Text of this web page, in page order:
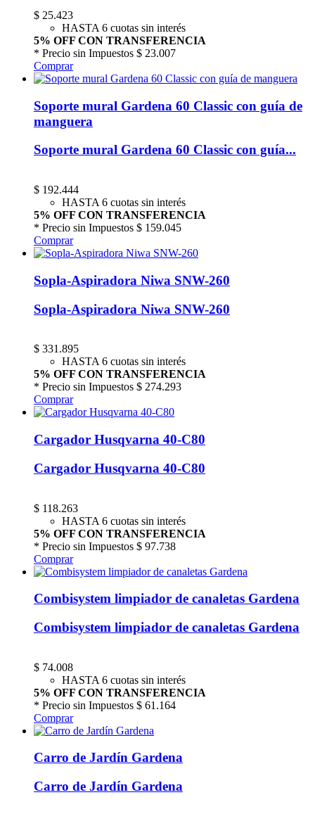
$ 25.423
HASTA 6 cuotas sin interés
5% OFF CON TRANSFERENCIA
* Precio sin Impuestos $ 23.007
Comprar
Soporte mural Gardena 60 Classic con guía de
manguera
Soporte mural Gardena 60 Classic con guía...
$ 192.444
HASTA 6 cuotas sin interés
5% OFF CON TRANSFERENCIA
* Precio sin Impuestos $ 159.045
Comprar
Sopla-Aspiradora Niwa SNW-260
Sopla-Aspiradora Niwa SNW-260
$ 331.895
HASTA 6 cuotas sin interés
5% OFF CON TRANSFERENCIA
* Precio sin Impuestos $ 274.293
Comprar
Cargador Husqvarna 40-C80
Cargador Husqvarna 40-C80
$ 118.263
HASTA 6 cuotas sin interés
5% OFF CON TRANSFERENCIA
* Precio sin Impuestos $ 97.738
Comprar
Combisystem limpiador de canaletas Gardena
Combisystem limpiador de canaletas Gardena
$ 74.008
HASTA 6 cuotas sin interés
5% OFF CON TRANSFERENCIA
* Precio sin Impuestos $ 61.164
Comprar
Carro de Jardín Gardena
Carro de Jardín Gardena